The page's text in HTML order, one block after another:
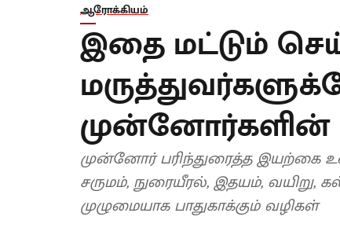
ஆரோக்கியம்
இதை மட்டும்
முன்னோர்களின்
முன்னோர் பரிந்துரைத்த இயற்கை
சருமம், நுரையீரல், இதயம்,
முழுமையாக பாதுகாக்கும் வழிகள்